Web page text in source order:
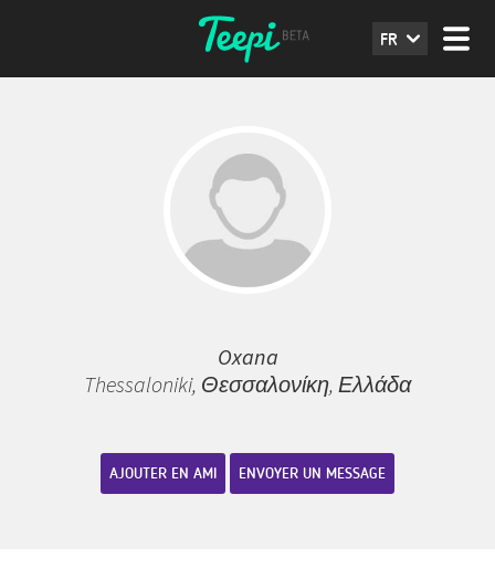
FR
Oxana
Thessaloniki, Θεσσαλονίκη, Ελλάδα
AJOUTER EN AMI ENVOYER UN MESSAGE